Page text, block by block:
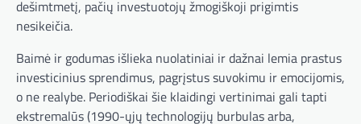
dešimtmetį, pačių investuotojų žmogiškoji prigimtis
nesikeičia.
Baimė ir godumas išlieka nuolatiniai ir dažnai lemia prastus
investicinius sprendimus, pagrįstus suvokimu ir emocijomis,
o ne realybe. Periodiškai šie klaidingi vertinimai gali tapti
ekstremalūs (1990-ųjų technologijų burbulas arba,